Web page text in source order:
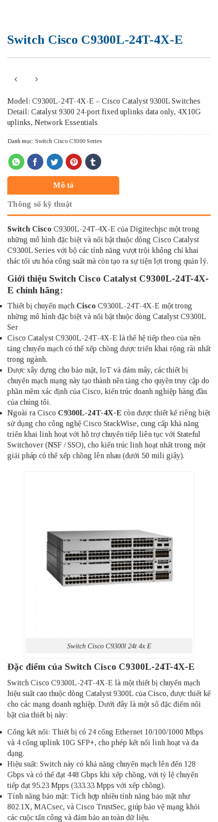
Switch Cisco C9300L-24T-4X-E
Model: C9300L-24T-4X-E – Cisco Catalyst 9300L Switches
Detail: Catalyst 9300 24-port fixed uplinks data only, 4X10G
uplinks, Network Essentials
Danh mục: Switch Cisco C9300 Series
Mô tả
Thông số kỹ thuật
Switch Cisco C9300L-24T-4X-E của Digitechjsc một trong
những mô hình đặc biệt và nổi bật thuộc dòng Cisco Catalyst
C9300L Series với bộ các tính năng vượt trội không chỉ khai
thác tối ưu hóa công suất mà còn tạo ra sự tiện lợi trong quản lý.
Giới thiệu Switch Cisco Catalyst C9300L-24T-4X-
E chính hãng:
Thiết bị chuyển mạch Cisco C9300L-24T-4X-E một trong
những mô hình đặc biệt và nổi bật thuộc dòng Catalyst C9300L
Ser
Cisco Catalyst C9300L-24T-4X-E là thế hệ tiếp theo của nền
tảng chuyển mạch có thể xếp chồng được triển khai rộng rãi nhất
trong ngành.
Được xây dựng cho bảo mật, IoT và đám mây, các thiết bị
chuyển mạch mạng này tạo thành nền tảng cho quyền truy cập do
phần mềm xác định của Cisco, kiến trúc doanh nghiệp hàng đầu
của chúng tôi.
Ngoài ra Cisco C9300L-24T-4X-E còn được thiết kế riêng biệt
sử dụng cho công nghệ Cisco StackWise, cung cấp khả năng
triển khai linh hoạt với hỗ trợ chuyển tiếp liên tục với Stateful
Switchover (NSF / SSO), cho kiến trúc linh hoạt nhất trong một
giải pháp có thể xếp chồng lên nhau (dưới 50 mili giây).
Switch Cisco C9300l 24t 4x E
Đặc điểm của Switch Cisco C9300L-24T-4X-E
Switch Cisco C9300L-24T-4X-E là một thiết bị chuyển mạch
hiệu suất cao thuộc dòng Catalyst 9300L của Cisco, được thiết kế
cho các mạng doanh nghiệp. Dưới đây là một số đặc điểm nổi
bật của thiết bị này:
Cổng kết nối: Thiết bị có 24 cổng Ethernet 10/100/1000 Mbps
và 4 cổng uplink 10G SFP+, cho phép kết nối linh hoạt và đa
dạng.
Hiệu suất: Switch này có khả năng chuyển mạch lên đến 128
Gbps và có thể đạt 448 Gbps khi xếp chồng, với tỷ lệ chuyển
tiếp đạt 95.23 Mpps (333.33 Mpps với xếp chồng).
Tính năng bảo mật: Tích hợp nhiều tính năng bảo mật như
802.1X, MACsec, và Cisco TrustSec, giúp bảo vệ mạng khỏi
các cuộc tấn công và đảm bảo an toàn dữ liệu.